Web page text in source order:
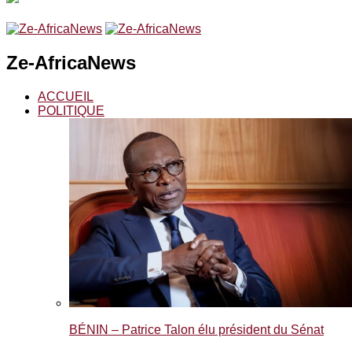
Ze-AfricaNews
ACCUEIL
POLITIQUE
BÉNIN – Patrice Talon élu président du Sénat